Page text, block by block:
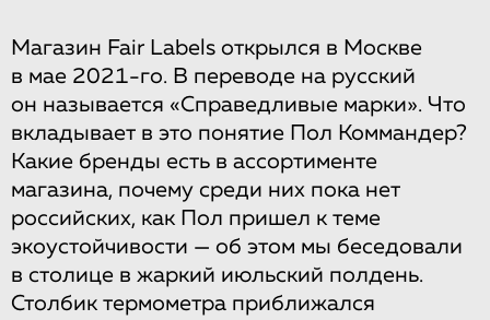
Магазин Fair Labels открылся в Москве
в мае 2021-го. В переводе на русский
он называется «Справедливые марки». Что
вкладывает в это понятие Пол Коммандер?
Какие бренды есть в ассортименте
магазина, почему среди них пока нет
российских, как Пол пришел к теме
экоустойчивости — об этом мы беседовали
в столице в жаркий июльский полдень.
Столбик термометра приближался